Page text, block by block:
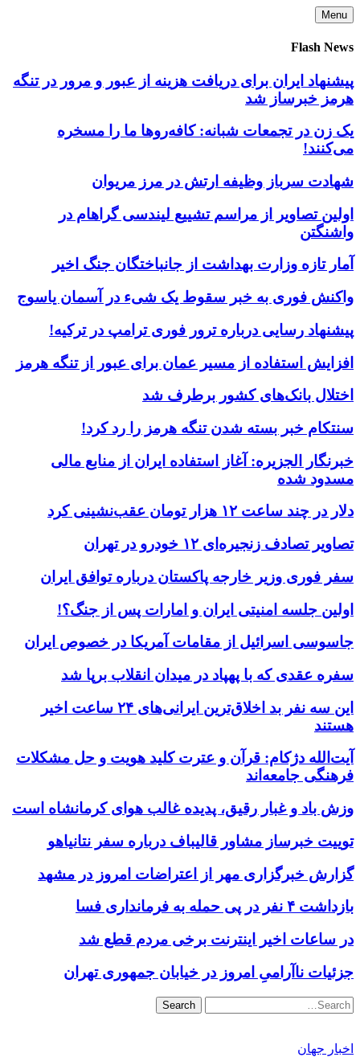
Skip
to
content
Menu
Flash News
پیشنهاد ایران برای دریافت هزینه از عبور و مرور در تنگه
هرمز خبرساز شد
یک زن در تجمعات شبانه: کافه‌روها ما را مسخره
می‌کنند!
شهادت سرباز وظیفه ارتش در مرز مریوان
اولین تصاویر از مراسم تشییع لیندسی گراهام در
واشنگتن
آمار تازه وزارت بهداشت از جانباختگان جنگ اخیر
واکنش فوری به خبر سقوط یک شیء در آسمان یاسوج
پیشنهاد رسایی درباره ترور فوری ترامپ در ترکیه!
افزایش استفاده از مسیر عمان برای عبور از تنگه هرمز
اختلال بانک‌های کشور برطرف شد
سنتکام خبر بسته شدن تنگه هرمز را رد کرد!
خبرنگار الجزیره: آغاز استفاده ایران از منابع مالی
مسدود شده
دلار در چند ساعت ۱۲ هزار تومان عقب‌نشینی کرد
تصاویر تصادف زنجیره‌ای ۱۲ خودرو در تهران
سفر فوری وزیر خارجه پاکستان درباره توافق ایران
اولین جلسه امنیتی ایران و امارات پس از جنگ؟!
جاسوسی اسرائیل از مقامات آمریکا در خصوص ایران
سفره عقدی که با پهپاد در میدان انقلاب برپا شد
این سه نفر بد اخلاق‌ترین ایرانی‌های ۲۴ ساعت اخیر
هستند
آیت‌الله دژکام: قرآن و عترت کلید هویت و حل مشکلات
فرهنگی جامعه‌اند
وزش باد و غبار رقیق، پدیده غالب هوای کرمانشاه است
توییت خبرساز مشاور قالیباف درباره سفر نتانیاهو
گزارش خبرگزاری مهر از اعتراضات امروز در مشهد
بازداشت ۴ نفر در پی حمله به فرمانداری فسا
در ساعات اخیر اینترنت برخی مردم قطع شد
جزئیات ناآرامیِ امروز در خیابان جمهوری تهران
Search
اخبار جهان